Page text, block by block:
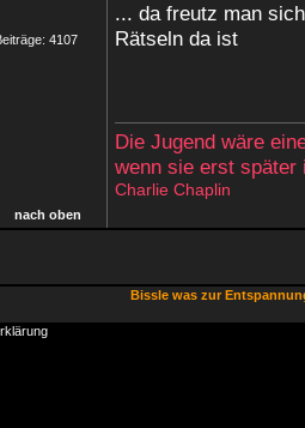
4107
... da freutz man
Rätseln da ist
Die Jugend wäre
wenn sie erst später
Charlie Chaplin
nach oben
Bissle was zur